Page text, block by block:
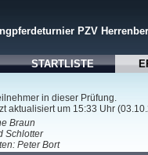
PZV
STARTLISTE
in dieser Prüfung.
aktualisiert um 15:33 Uhr
Braun
Schlotter
Peter Bort